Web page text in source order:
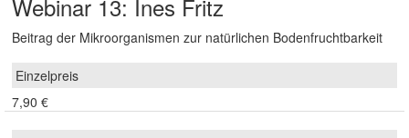
Webinar 13: Ines Fritz
Beitrag der Mikroorganismen zur natürlichen Bodenfruchtbarkeit
7,90 €